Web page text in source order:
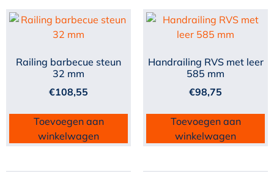
Railing barbecue steun
32 mm
€108,55
Toevoegen aan
winkelwagen
Handrailing RVS met leer
585 mm
€98,75
Toevoegen aan
winkelwagen